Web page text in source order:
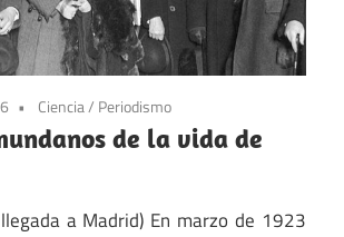
Ciencia/ Periodismo
de la vida de
a Madrid) En marzo de 1923